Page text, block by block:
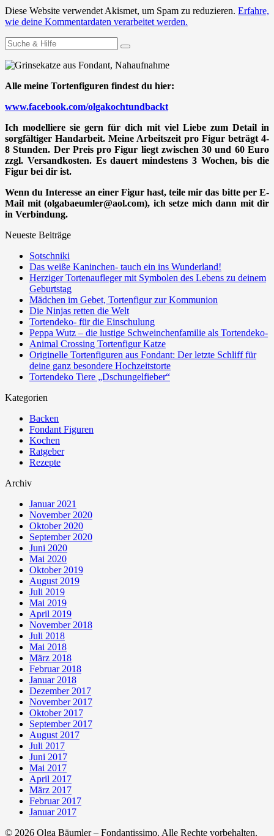
Diese Website verwendet Akismet, um Spam zu reduzieren. Erfahre,
wie deine Kommentardaten verarbeitet werden.
Suchen
nach:
Alle meine Tortenfiguren findest du hier:
www.facebook.com/olgakochtundbackt
Ich modelliere sie gern für dich mit viel Liebe zum Detail in
sorgfältiger Handarbeit. Meine Arbeitszeit pro Figur beträgt 4-
8 Stunden. Der Preis pro Figur liegt zwischen 30 und 60 Euro
zzgl. Versandkosten. Es dauert mindestens 3 Wochen, bis die
Figur bei dir ist.
Wenn du Interesse an einer Figur hast, teile mir das bitte per E-
Mail mit (olgabaeumler@aol.com), ich setze mich dann mit dir
in Verbindung.
Neueste Beiträge
Sotschniki
Das weiße Kaninchen- tauch ein ins Wunderland!
Herziger Tortenaufleger mit Symbolen des Lebens zu deinem
Geburtstag
Mädchen im Gebet, Tortenfigur zur Kommunion
Die Ninjas retten die Welt
Tortendeko- für die Einschulung
Peppa Wutz – die lustige Schweinchenfamilie als Tortendeko-
Animal Crossing Tortenfigur Katze
Originelle Tortenfiguren aus Fondant: Der letzte Schliff für
deine ganz besondere Hochzeitstorte
Tortendeko Tiere „Dschungelfieber“
Kategorien
Backen
Fondant Figuren
Kochen
Ratgeber
Rezepte
Archiv
Januar 2021
November 2020
Oktober 2020
September 2020
Juni 2020
Mai 2020
Oktober 2019
August 2019
Juli 2019
Mai 2019
April 2019
November 2018
Juli 2018
Mai 2018
März 2018
Februar 2018
Januar 2018
Dezember 2017
November 2017
Oktober 2017
September 2017
August 2017
Juli 2017
Juni 2017
Mai 2017
April 2017
März 2017
Februar 2017
Januar 2017
© 2026 Olga Bäumler – Fondantissimo. Alle Rechte vorbehalten.